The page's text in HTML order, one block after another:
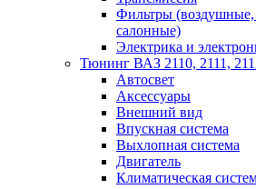
Фильтры
салонные)
Электрика и
Тюнинг ВАЗ 2110, 2111,
Автосвет
Аксессуары
Внешний вид
Впускная система
Выхлопная система
Двигатель
Климатическая